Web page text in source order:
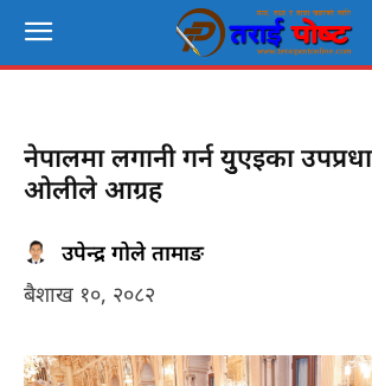
नेपालमा लगानी गर्न युुएइका
ओलीले आग्रह
उपेन्द्र गोले तामाङ
बैशाख १०, २०८२